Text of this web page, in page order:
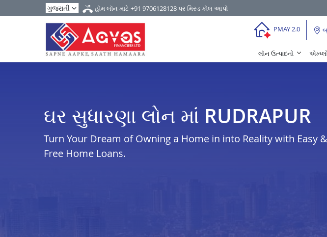
હૉમ લૉન માટે +91 9706128128પર મિસ્ડ કૉલ આપો
PMAY 2.0
લૉન ઉત્પાદનો
ઘર સુધારણા લોન માં RUDRAPUR
Turn Your Dream of Owning a Home in into Reality with Easy
Free Home Loans.